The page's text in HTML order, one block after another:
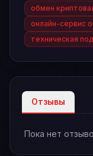
обмен
онлайн-сервис
техническая
Отзывы
Пока нет